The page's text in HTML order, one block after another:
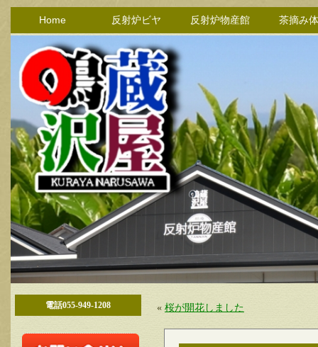
Home 反射炉ビヤ 反射炉物産館 茶摘み
電話055-949-1208 « 桜が開花しました